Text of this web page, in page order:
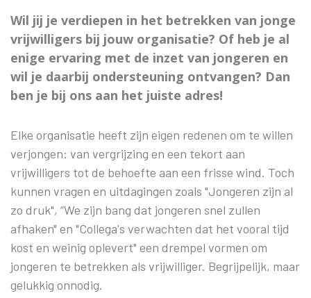
Wil jij je verdiepen in het betrekken van jonge
vrijwilligers bij jouw organisatie? Of heb je al
enige ervaring met de inzet van jongeren en
wil je daarbij ondersteuning ontvangen? Dan
ben je bij ons aan het juiste adres!
Elke organisatie heeft zijn eigen redenen om te willen
verjongen: van vergrijzing en een tekort aan
vrijwilligers tot de behoefte aan een frisse wind. Toch
kunnen vragen en uitdagingen zoals "Jongeren zijn al
zo druk", “We zijn bang dat jongeren snel zullen
afhaken" en "Collega's verwachten dat het vooral tijd
kost en weinig oplevert" een drempel vormen om
jongeren te betrekken als vrijwilliger. Begrijpelijk, maar
gelukkig onnodig.